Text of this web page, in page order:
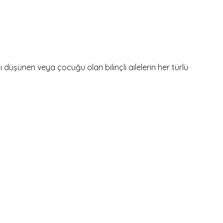
veya çocuğu olan bilinçli ailelerin her türlü